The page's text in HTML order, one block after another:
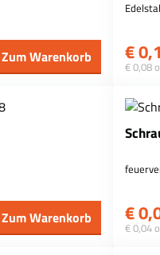
Zum Warenkorb €
€ 0,08
Zum Warenkorb €
€ 0,04